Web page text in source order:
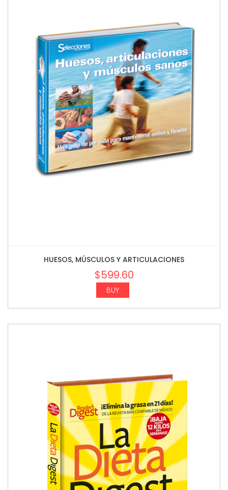
HUESOS, MÚSCULOS Y ARTICULACIONES
$599.60
BUY